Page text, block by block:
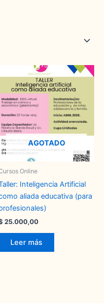
AGOTADO
Online
Inteligencia Artificial
aliada educativa (para
25.000,00
Leer más